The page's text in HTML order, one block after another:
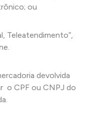
ou
Teleatendimento”,
devolvida
o CPF ou CNPJ do